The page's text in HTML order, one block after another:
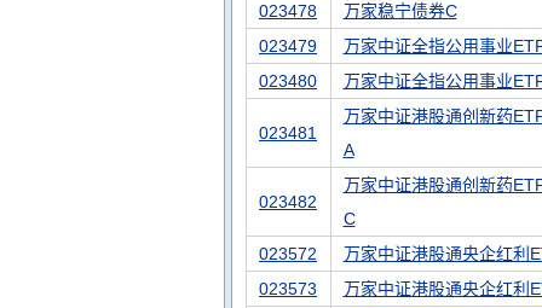
023478
万家稳宁债券C
023479
万家中证全指公用事业
023480
万家中证全指公用事业
023481
万家中证港股通创新药
A
023482
万家中证港股通创新药
C
023572
万家中证港股通央企红利
023573
万家中证港股通央企红利